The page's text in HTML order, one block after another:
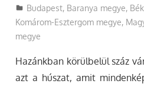
Utazasok.org
Budapest, Baranya megye,
Komárom-Esztergom megye,
megye
Hazánkban körülbelül száz
azt a húszat, amit